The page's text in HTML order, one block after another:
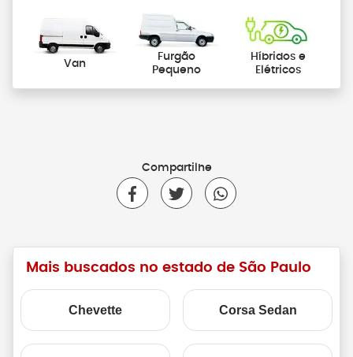
Van
Furgão
Pequeno
Híbridos e
Elétricos
Compartilhe
Mais buscados no estado de São Paulo
Chevette Corsa Sedan